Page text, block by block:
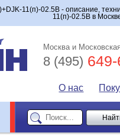
11(п)-02.5B - описание,
11(п)-02.5B в
Москва и
8 (495)
О нас